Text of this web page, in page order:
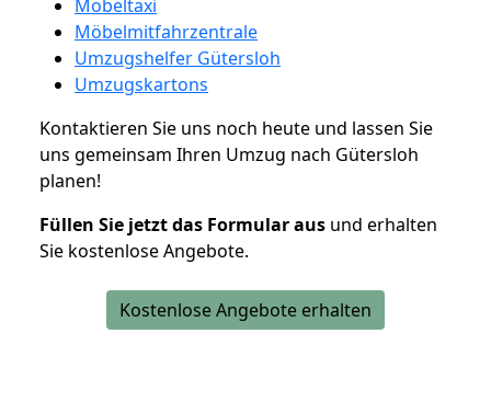
Möbeltaxi
Möbelmitfahrzentrale
Umzugshelfer Gütersloh
Umzugskartons
Kontaktieren Sie uns noch heute und lassen Sie
uns gemeinsam Ihren Umzug nach Gütersloh
planen!
Füllen Sie jetzt das Formular aus und erhalten
Sie kostenlose Angebote.
Kostenlose Angebote erhalten